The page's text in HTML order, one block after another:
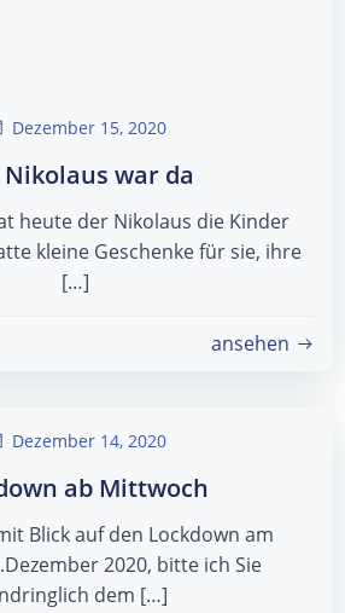
Dezember 15, 2020
war da
heute der Nikolaus die Kinder
kleine Geschenke für sie, ihre
[…]
ansehen
Dezember 14, 2020
ab Mittwoch
Blick auf den Lockdown am
2020, bitte ich Sie
dem […]